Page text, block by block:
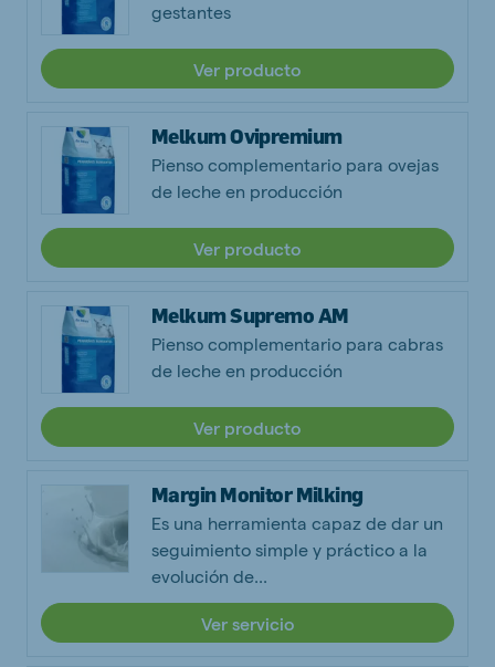
gestantes
Ver producto
Melkum Ovipremium
Pienso complementario para ovejas
de leche en producción
Ver producto
Melkum Supremo AM
Pienso complementario para cabras
de leche en producción
Ver producto
Margin Monitor Milking
Es una herramienta capaz de dar un
seguimiento simple y práctico a la
evolución de...
Ver servicio